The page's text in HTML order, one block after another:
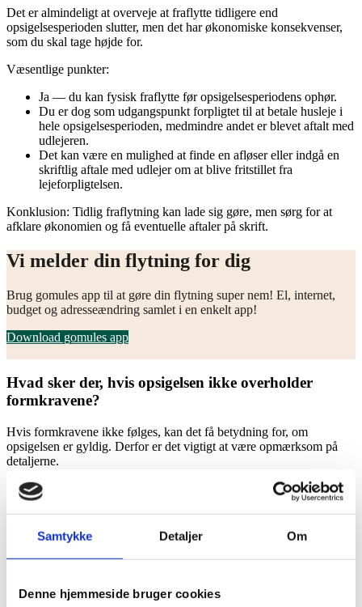
Samtykke Detaljer Om
Denne hjemmeside bruger cookies
Det er almindeligt at overveje at fraflytte tidligere end
opsigelsesperioden slutter, men det har økonomiske konsekvenser,
som du skal tage højde for.
Væsentlige punkter:
Ja — du kan fysisk fraflytte før opsigelsesperiodens ophør.
Du er dog som udgangspunkt forpligtet til at betale husleje i
hele opsigelsesperioden, medmindre andet er blevet aftalt med
udlejeren.
Det kan være en mulighed at finde en afløser eller indgå en
skriftlig aftale med udlejer om at blive fritstillet fra
lejeforpligtelsen.
Konklusion: Tidlig fraflytning kan lade sig gøre, men sørg for at
afklare økonomien og få eventuelle aftaler på skrift.
Vi melder din flytning for dig
Brug gomules app til at gøre din flytning super nem! El, internet,
budget og adresseændring samlet i en enkelt app!
Download gomules app
Hvad sker der, hvis opsigelsen ikke overholder
formkravene?
Hvis formkravene ikke følges, kan det få betydning for, om
opsigelsen er gyldig. Derfor er det vigtigt at være opmærksom på
detaljerne.
Husk dette:
Opsigelsen skal være skriftlig og indeholde en præcis
angivelse af fraflytningsdatoen.
Hvis disse formkrav ikke er opfyldt, risikerer man, at
opsigelsen betragtes som ugyldig.
en læst kvittering på e-mail — mindsker risikoen for tvister.